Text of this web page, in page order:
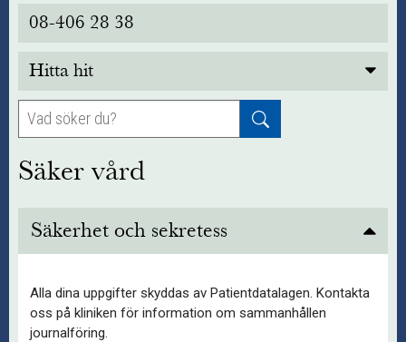
08-406 28 38
Hitta hit
Säker vård
Säkerhet och sekretess
Alla dina uppgifter skyddas av Patientdatalagen. Kontakta
oss på kliniken för information om sammanhållen
journalföring.